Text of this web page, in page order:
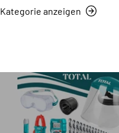
Kategorie anzeigen